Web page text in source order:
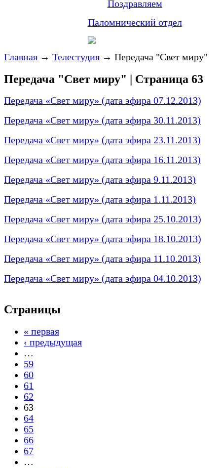
Поздравляем
Паломнический отдел
Главная → Телестудия → Передача "Свет миру"
Передача "Свет миру" | Страница 63
Передача «Свет миру» (дата эфира 07.12.2013)
Передача «Свет миру» (дата эфира 30.11.2013)
Передача «Свет миру» (дата эфира 23.11.2013)
Передача «Свет миру» (дата эфира 16.11.2013)
Передача «Свет миру» (дата эфира 9.11.2013)
Передача «Свет миру» (дата эфира 1.11.2013)
Передача «Свет миру» (дата эфира 25.10.2013)
Передача «Свет миру» (дата эфира 18.10.2013)
Передача «Свет миру» (дата эфира 11.10.2013)
Передача «Свет миру» (дата эфира 04.10.2013)
Страницы
« первая
‹ предыдущая
…
59
60
61
62
63
64
65
66
67
…